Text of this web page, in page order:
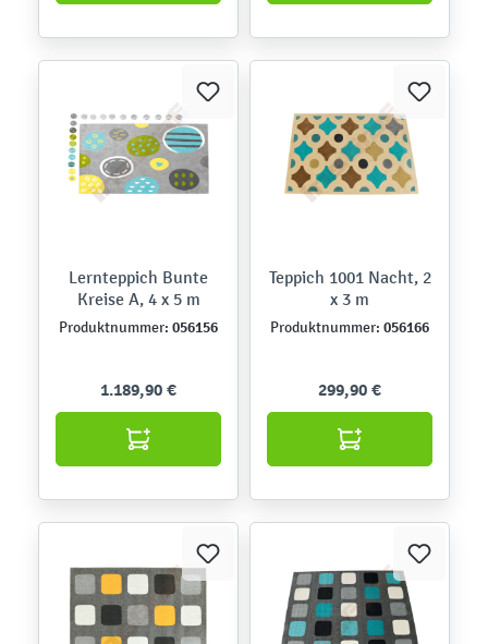
Lernteppich Bunte
Kreise A, 4 x 5 m
Produktnummer: 056156
1.189,90 €
Teppich 1001 Nacht, 2
x 3 m
Produktnummer: 056166
299,90 €